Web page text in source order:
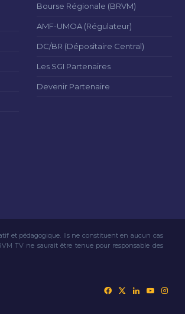
Bourse Régionale (BRVM)
AMF-UMOA (Régulateur)
DC/BR (Dépositaire Central)
Les SGI Partenaires
Devenir Partenaire
et pédagogique. Ils ne constituent en aucun cas
TV ne saurait être tenue pour responsable des
FacebookLinkedinYouTube